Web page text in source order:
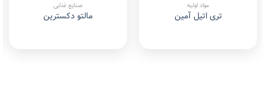
مواد اولیه
تری اتیل آمین
صنایع غذایی
مالتو دکسترین